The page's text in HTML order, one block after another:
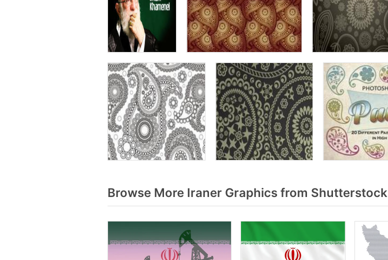
Browse More Iraner Graphics from Shutterstock